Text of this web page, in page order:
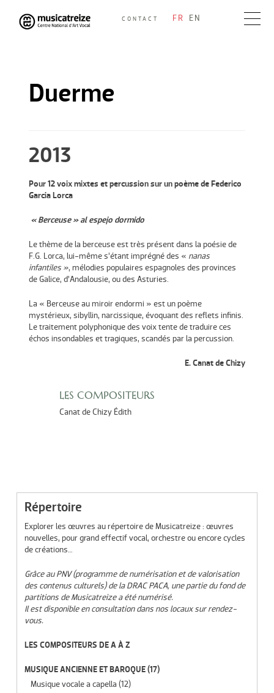
Skip
to
CONTACT FR EN
Duerme
2013
Pour 12 voix mixtes et percussion sur un poème de Federico
Garcia Lorca
« Berceuse » al espejo dormido
Le thème de la berceuse est très présent dans la poésie de
F.G. Lorca, lui-même s’étant imprégné des « nanas
infantiles », mélodies populaires espagnoles des provinces
de Galice, d’Andalousie, ou des Asturies.
La « Berceuse au miroir endormi » est un poème
mystérieux, sibyllin, narcissique, évoquant des reflets infinis.
Le traitement polyphonique des voix tente de traduire ces
échos insondables et tragiques, scandés par la percussion.
E. Canat de Chizy
LES COMPOSITEURS
Canat de Chizy Édith
Répertoire
Explorer les œuvres au répertoire de Musicatreize : œuvres
nouvelles, pour grand effectif vocal, orchestre ou encore cycles
de créations…
Grâce au PNV (programme de numérisation et de valorisation
des contenus culturels) de la DRAC PACA, une partie du fond de
partitions de Musicatreize a été numérisé.
Il est disponible en consultation dans nos locaux sur rendez-
vous.
LES COMPOSITEURS DE A À Z
MUSIQUE ANCIENNE ET BAROQUE(17)
Musique vocale a capella (12)